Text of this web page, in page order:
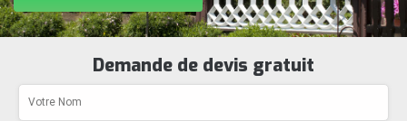
Demande de devis gratuit